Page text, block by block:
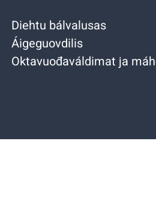
Diehtu bálvalusas
Áigeguovdilis
Oktavuođaváldimat ja